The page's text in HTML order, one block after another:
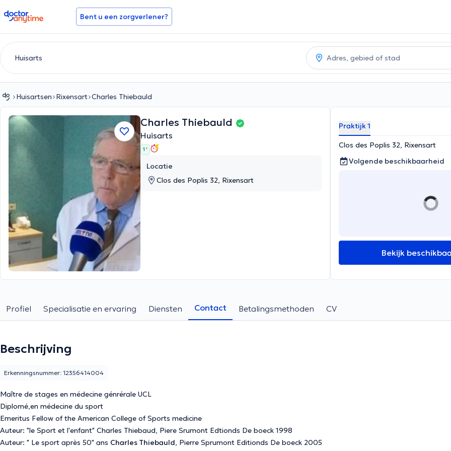
doctoranytime Bent u een zorgverlener?
Huisartsen Rixensart Charles Thiebauld
Charles Thiebauld
Huisarts
1 '
Locatie
Clos des Poplis 32, Rixensart
Praktijk 1
Clos des Poplis 32, Rixensart
Volgende beschikbaarheid
Bekijk
Profiel Specialisatie en ervaring Diensten Contact Betalingsmethoden CV
Beschrijving
Maître de stages en médecine génrérale UCL
Diplomé,en médecine du sport
Emeritus Fellow of the American College of Sports medicine
Auteur: "le Sport et l'enfant" Charles Thiebaud, Piere Srumont Edtionds De boeck 1998
Auteur: " Le sport après 50" ans Charles Thiebauld, Pierre Sprumont Editionds De boeck 2005
Erkenningsnummer: 12356414004